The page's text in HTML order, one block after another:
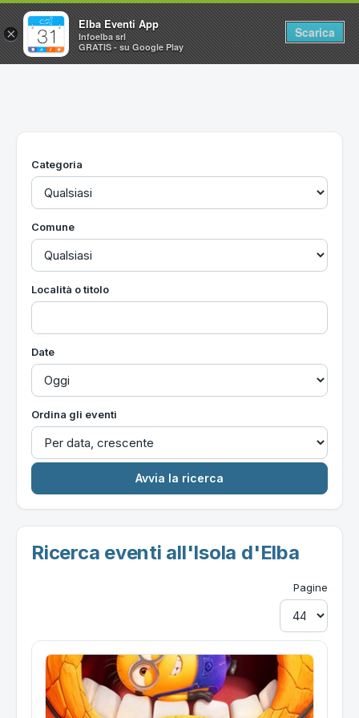
Home
Utilità
Categoria
Comune
Località o titolo
Date
Ordina gli eventi
Ricerca eventi all'Isola d'Elba
Pagine
×
Elba Eventi App
Infoelba srl
GRATIS - su Google Play
Scarica